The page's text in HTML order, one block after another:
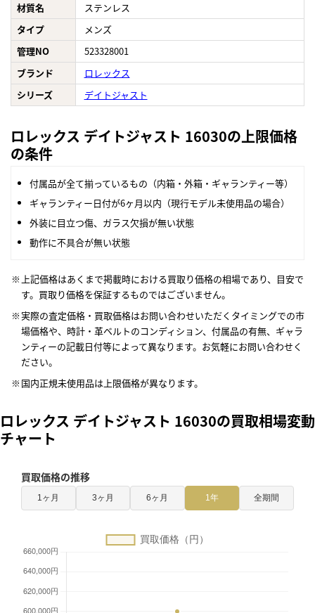
材質名
ステンレス
タイプ
メンズ
管理NO
523328001
ブランド
ロレックス
シリーズ
デイトジャスト
ロレックス デイトジャスト 16030の上限価格
の条件
付属品が全て揃っているもの（内箱・外箱・ギャランティー等）
ギャランティー日付が6ヶ月以内（現行モデル未使用品の場合）
外装に目立つ傷、ガラス欠損が無い状態
動作に不具合が無い状態
上記価格はあくまで掲載時における買取り価格の相場であり、目安で
す。買取り価格を保証するものではございません。
実際の査定価格・買取価格はお問い合わせいただくタイミングでの市
場価格や、時計・革ベルトのコンディション、付属品の有無、ギャラ
ンティーの記載日付等によって異なります。お気軽にお問い合わせく
ださい。
国内正規未使用品は上限価格が異なります。
ロレックス デイトジャスト 16030の買取相場変動
チャート
買取価格の推移
1ヶ月 3ヶ月 6ヶ月 1年 全期間